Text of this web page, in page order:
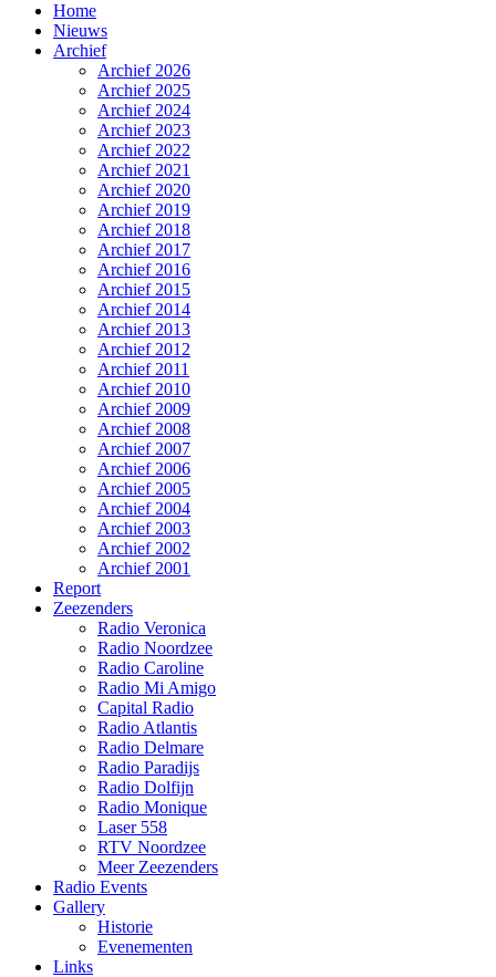
Home
Nieuws
Archief
Archief 2026
Archief 2025
Archief 2024
Archief 2023
Archief 2022
Archief 2021
Archief 2020
Archief 2019
Archief 2018
Archief 2017
Archief 2016
Archief 2015
Archief 2014
Archief 2013
Archief 2012
Archief 2011
Archief 2010
Archief 2009
Archief 2008
Archief 2007
Archief 2006
Archief 2005
Archief 2004
Archief 2003
Archief 2002
Archief 2001
Report
Zeezenders
Radio Veronica
Radio Noordzee
Radio Caroline
Radio Mi Amigo
Capital Radio
Radio Atlantis
Radio Delmare
Radio Paradijs
Radio Dolfijn
Radio Monique
Laser 558
RTV Noordzee
Meer Zeezenders
Radio Events
Gallery
Historie
Evenementen
Links